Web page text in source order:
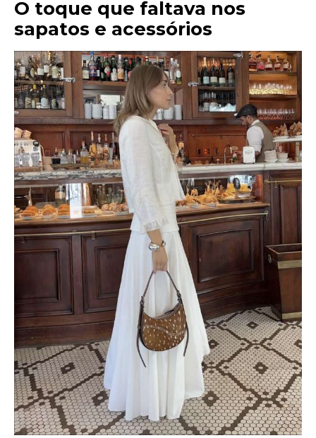
O toque que faltava nos
sapatos e acessórios